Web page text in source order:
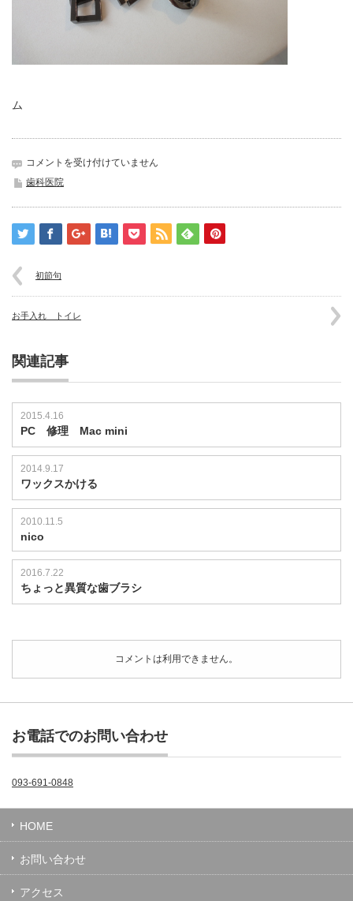
ム
キ
ャ
ト
パ
ズ
コメントを受け付けていません
歯科医院
初節句
お手入れ トイレ
関連記事
2015.4.16
PC 修理 Mac mini
2014.9.17
ワックスかける
2010.11.5
nico
2016.7.22
ちょっと異質な歯ブラシ
コメントは利用できません。
お電話でのお問い合わせ
093-691-0848
HOME
お問い合わせ
アクセス